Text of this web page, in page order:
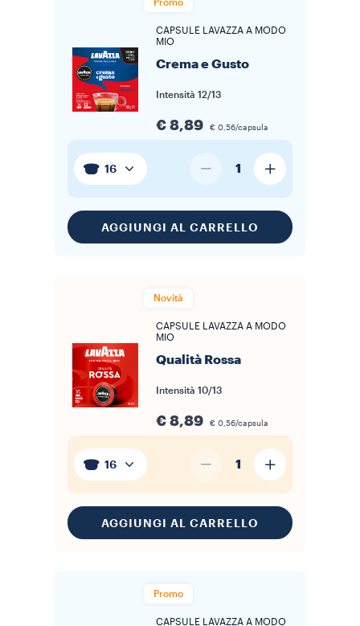
Promo
CAPSULE LAVAZZA A MODO
MIO
Crema e Gusto
Intensità 12/13
€ 8,89 € 0,56/capsula
16 1
AGGIUNGI AL CARRELLO
Novità
CAPSULE LAVAZZA A MODO
MIO
Qualità Rossa
Intensità 10/13
€ 8,89 € 0,56/capsula
16 1
AGGIUNGI AL CARRELLO
Promo
CAPSULE LAVAZZA A MODO